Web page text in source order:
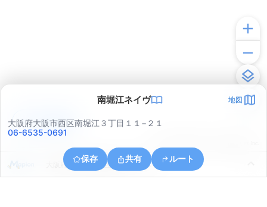
南堀江ネイヴ 地図
大阪府大阪市西区南堀江３丁目１１−２１
06-6535-0691
保存 共有 ルート
大阪府大阪市福島区野田５丁目１８
アプリで見る